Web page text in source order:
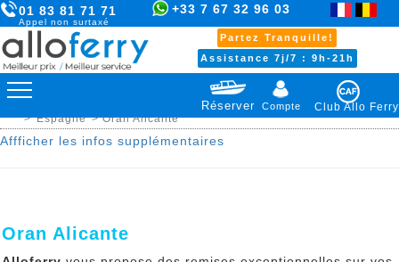
01 83 81 71 71
Appel non surtaxé
+33 7 67 32 96 03
Partez Tranquille!
Assistance 7j/7 : 9h-21h
Réserver Compte
Club Allo Ferry
>Espagne> Oran Alicante
Affficher les infos supplémentaires
Oran Alicante